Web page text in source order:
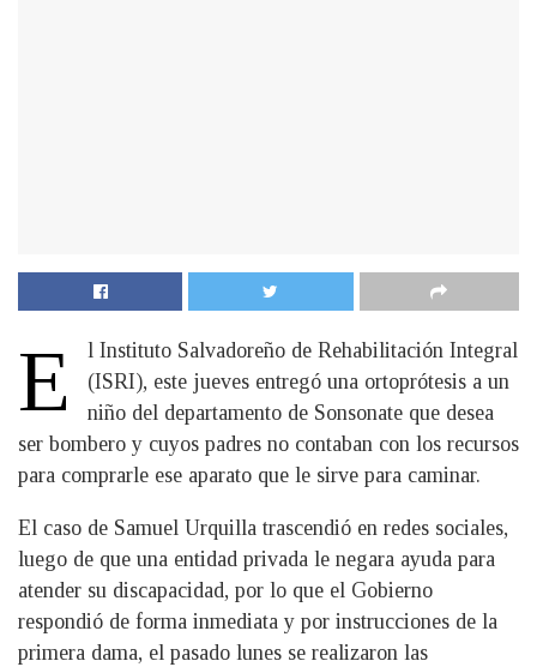
E
l Instituto Salvadoreño de Rehabilitación Integral
(ISRI), este jueves entregó una ortoprótesis a un
niño del departamento de Sonsonate que desea
ser bombero y cuyos padres no contaban con los recursos
para comprarle ese aparato que le sirve para caminar.
El caso de Samuel Urquilla trascendió en redes sociales,
luego de que una entidad privada le negara ayuda para
atender su discapacidad, por lo que el Gobierno
respondió de forma inmediata y por instrucciones de la
primera dama, el pasado lunes se realizaron las